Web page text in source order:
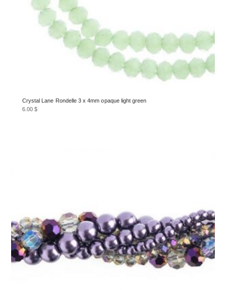
Crystal Lane Rondelle 3 x 4mm opaque light green
6.00$